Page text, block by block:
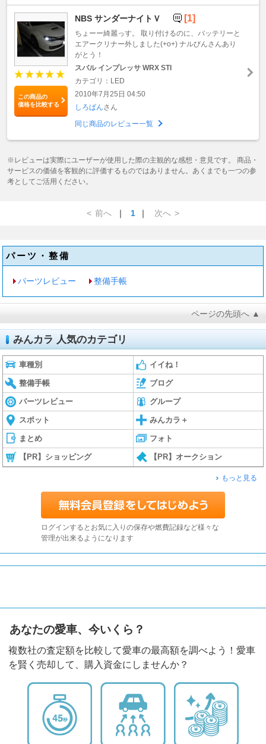
この商品の
価格を比較する
NBS サンダーナイトＶ [1]
ちょーー綺麗っす。 取り付けるのに、バッテリーと
エアークリナー外しました(+o+) ナルびんさんあり
がとう！
スバル インプレッサ WRX STI
カテゴリ：LED
2010年7月25日 04:50
しろぱんさん
同じ商品のレビュー一覧
※レビューは実際にユーザーが使用した際の主観的な感想・意見です。 商品・
サービスの価値を客観的に評価するものではありません。あくまでも一つの参
考としてご活用ください。
< 前へ ｜ 1 ｜ 次へ >
パーツ・整備
パーツレビュー 整備手帳
ページの先頭へ ▲
みんカラ 人気のカテゴリ
車種別 イイね！
整備手帳 ブログ
パーツレビュー グループ
スポット みんカラ＋
まとめ フォト
【PR】ショッピング 【PR】オークション
もっと見る
ログインするとお気に入りの保存や燃費記録など様々な
管理が出来るようになります
あなたの愛車、今いくら？
複数社の査定額を比較して愛車の最高額を調べよう！愛車
を賢く売却して、購入資金にしませんか？